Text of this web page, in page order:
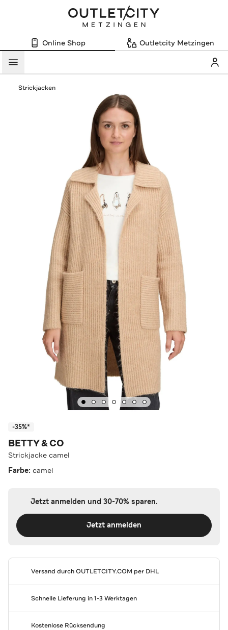
Online Shop Outletcity Metzingen
Menü
Strickjacken
-35%*
BETTY & CO
Strickjacke camel
Farbe: camel
Jetzt anmelden und 30-70% sparen.
Jetzt anmelden
Versand durchOUTLETCITY.COM per DHL
Schnelle Lieferung in 1-3 Werktagen
Kostenlose Rücksendung